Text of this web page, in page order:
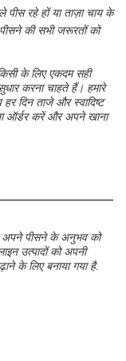
पीस रहे हों या ताज़ा चाय के
की सभी जरूरतों को
के लिए एकदम सही
करना चाहते हैं। हमारे
दिन ताजे और स्वादिष्ट
ऑर्डर करें और अपने खाना
पीसने के अनुभव को
उत्पादों को अपनी
के लिए बनाया गया है.